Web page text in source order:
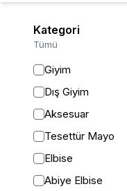
Kategori
Tümü
Giyim
Dış Giyim
Aksesuar
Tesettür Mayo
Elbise
Abiye Elbise